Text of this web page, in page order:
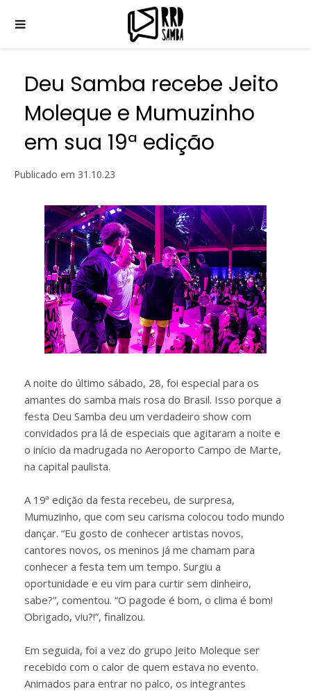
Deu Samba recebe Jeito
Moleque e Mumuzinho
em sua 19ª edição
Publicado em 31.10.23
A noite do último sábado, 28, foi especial para os
amantes do samba mais rosa do Brasil. Isso porque a
festa Deu Samba deu um verdadeiro show com
convidados pra lá de especiais que agitaram a noite e
o início da madrugada no Aeroporto Campo de Marte,
na capital paulista.
A 19ª edição da festa recebeu, de surpresa,
Mumuzinho, que com seu carisma colocou todo mundo
dançar. “Eu gosto de conhecer artistas novos,
cantores novos, os meninos já me chamam para
conhecer a festa tem um tempo. Surgiu a
oportunidade e eu vim para curtir sem dinheiro,
sabe?”, comentou. “O pagode é bom, o clima é bom!
Obrigado, viu?!”, finalizou.
Em seguida, foi a vez do grupo Jeito Moleque ser
recebido com o calor de quem estava no evento.
Animados para entrar no palco, os integrantes